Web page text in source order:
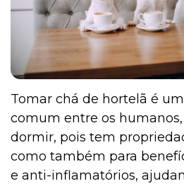
Saúde
Tomar chá de hortelã é
comum entre os
dormir, pois tem
como também para
e anti-inflamatórios,